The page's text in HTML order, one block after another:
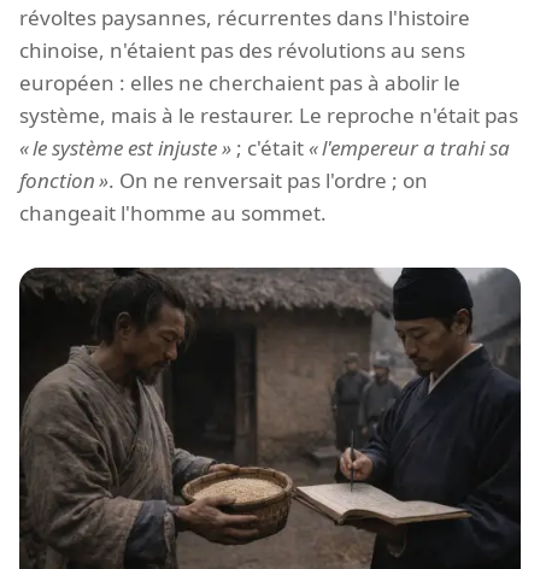
révoltes paysannes, récurrentes dans l'histoire
chinoise, n'étaient pas des révolutions au sens
européen : elles ne cherchaient pas à abolir le
système, mais à le restaurer. Le reproche n'était pas
le système est injuste ; c'était
l'empereur a trahi sa
fonction . On ne renversait pas l'ordre ; on
changeait l'homme au sommet.